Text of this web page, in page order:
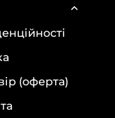
(оферта)